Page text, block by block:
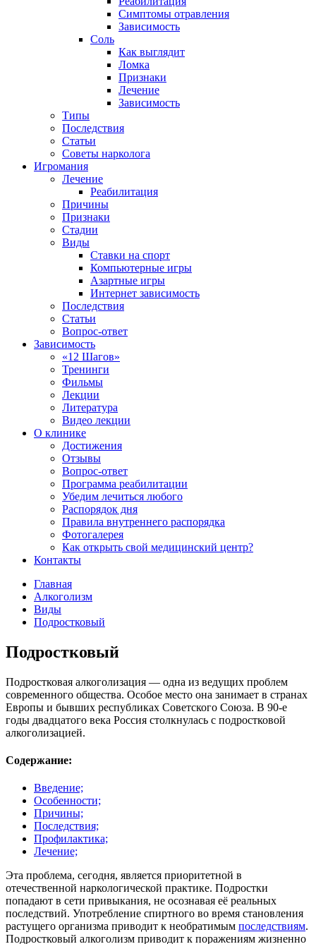
Симптомы отравления
Зависимость
Соль
Как выглядит
Ломка
Признаки
Лечение
Зависимость
Типы
Последствия
Статьи
Советы нарколога
Игромания
Лечение
Реабилитация
Причины
Признаки
Стадии
Виды
Ставки на спорт
Компьютерные игры
Азартные игры
Интернет зависимость
Последствия
Статьи
Вопрос-ответ
Зависимость
«12 Шагов»
Тренинги
Фильмы
Лекции
Литература
Видео лекции
О клинике
Достижения
Отзывы
Вопрос-ответ
Программа реабилитации
Убедим лечиться любого
Распорядок дня
Правила внутреннего распорядка
Фотогалерея
Как открыть свой медицинский центр?
Контакты
Главная
Алкоголизм
Виды
Подростковый
Подростковый
Подростковая алкоголизация — одна из ведущих проблем
современного общества. Особое место она занимает в странах
Европы и бывших республиках Советского Союза. В 90-е
годы двадцатого века Россия столкнулась с подростковой
алкоголизацией.
Содержание:
Введение;
Особенности;
Причины;
Последствия;
Профилактика;
Лечение;
Эта проблема, сегодня, является приоритетной в
отечественной наркологической практике. Подростки
попадают в сети привыкания, не осознавая её реальных
последствий. Употребление спиртного во время становления
растущего организма приводит к необратимым последствиям.
Подростковый алкоголизм приводит к поражениям жизненно